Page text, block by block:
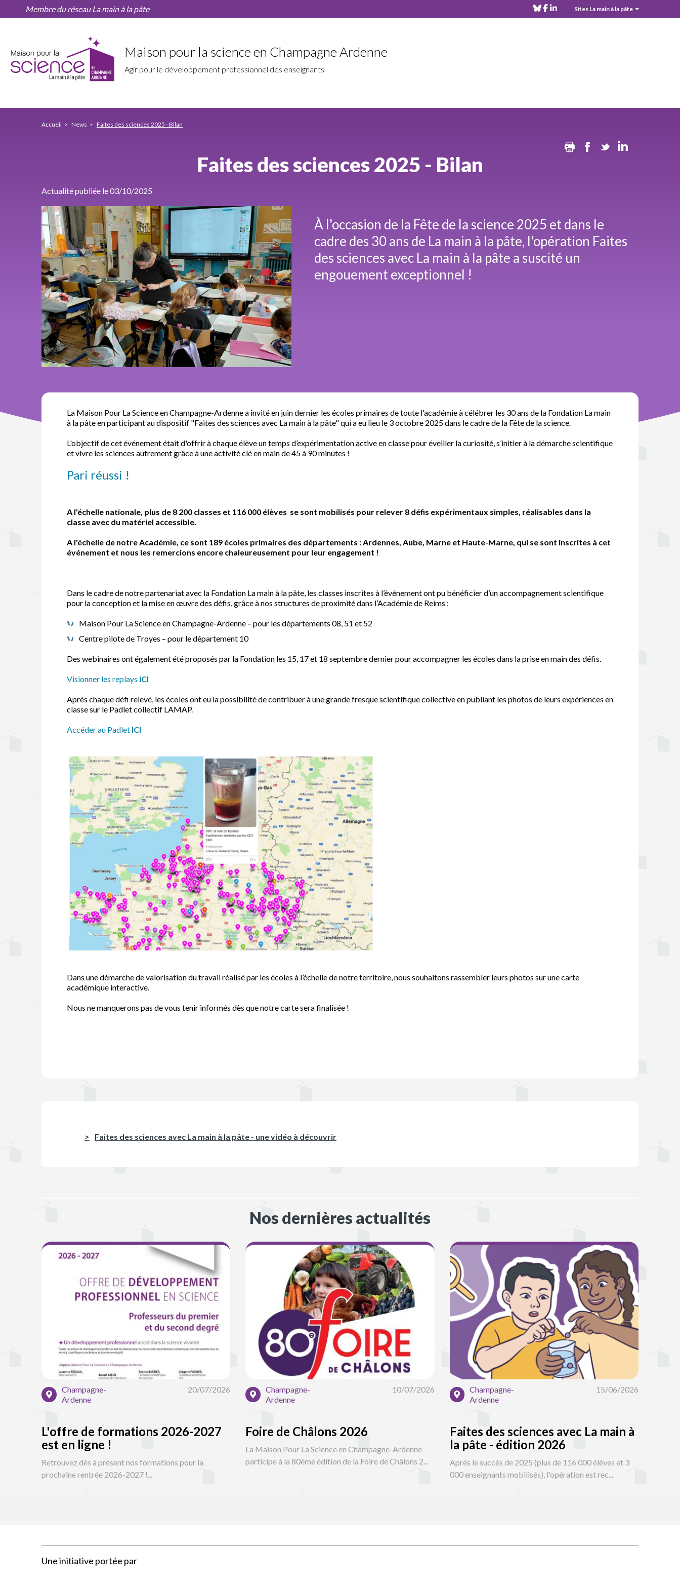
Bilan
Membre du réseau La main à la pâte bluesky
facebook
linkedinSites La main à la pâte
Maison pour la science en Champagne Ardenne
Agir pour le développement professionnel des enseignants
MPLS
principale
Accueil News Faites des sciences 2025 - Bilan
PrintFacebook
Twitter
Faites des sciences 2025 - Bilan
Actualité publiée le 03/10/2025
À l'occasion de la Fête de la science 2025 et dans le
cadre des 30 ans de La main à la pâte, l'opération Faites
des sciences avec La main à la pâte a suscité un
engouement exceptionnel !
La Maison Pour La Science en Champagne-Ardenne a invité en juin dernier les écoles primaires de toute l'académie à célébrer les 30 ans de la Fondation La main
à la pâte en participant au dispositif "Faites des sciences avec La main à la pâte" qui a eu lieu le 3 octobre 2025 dans le cadre de la Fête de la science.
L'objectif de cet événement était d'offrir à chaque élève un temps d’expérimentation active en classe pour éveiller la curiosité, s’initier à la démarche scientifique
et vivre les sciences autrement grâce à une activité clé en main de 45 à 90 minutes !
Pari réussi !
A l'échelle nationale, plus de 8 200 classes et 116 000 élèves se sont mobilisés pour relever 8 défis expérimentaux simples, réalisables dans la
classe avec du matériel accessible.
A l'échelle de notre Académie, ce sont 189 écoles primaires des départements : Ardennes, Aube, Marne et Haute-Marne, qui se sont inscrites à cet
événement et nous les remercions encore chaleureusement pour leur engagement !
Dans le cadre de notre partenariat avec la Fondation La main à la pâte, les classes inscrites à l’événement ont pu bénéficier d’un accompagnement scientifique
pour la conception et la mise en œuvre des défis, grâce à nos structures de proximité dans l’Académie de Reims :
Maison Pour La Science en Champagne-Ardenne – pour les départements 08, 51 et 52
Centre pilote de Troyes – pour le département 10
Des webinaires ont également été proposés par la Fondation les 15, 17 et 18 septembre dernier pour accompagner les écoles dans la prise en main des défis.
Visionner les replays ICI
Après chaque défi relevé, les écoles ont eu la possibilité de contribuer à une grande fresque scientifique collective en publiant les photos de leurs expériences en
classe sur le Padlet collectif LAMAP.
Accéder au Padlet ICI
Dans une démarche de valorisation du travail réalisé par les écoles à l’échelle de notre territoire, nous souhaitons rassembler leurs photos sur une carte
académique interactive.
Nous ne manquerons pas de vous tenir informés dès que notre carte sera finalisée !
Faites des sciences avec La main à la pâte - une vidéo à découvrir
Nos dernières actualités
Champagne-
Ardenne
20/07/2026
L'offre de formations 2026-2027
est en ligne !
Retrouvez dès à présent nos formations pour la
prochaine rentrée 2026-2027 !...
Champagne-
Ardenne
10/07/2026
Foire de Châlons 2026
La Maison Pour La Science en Champagne-Ardenne
participe à la 80ème édition de la Foire de Châlons 2...
Champagne-
Ardenne
15/06/2026
Faites des sciences avec La main à
la pâte - édition 2026
Après le succès de 2025 (plus de 116 000 élèves et 3
000 enseignants mobilisés), l'opération est rec...
Une initiative portée par